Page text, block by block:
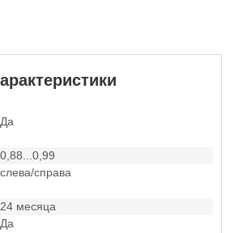
Да
0,88...0,99
слева/справа
24 месяца
Да